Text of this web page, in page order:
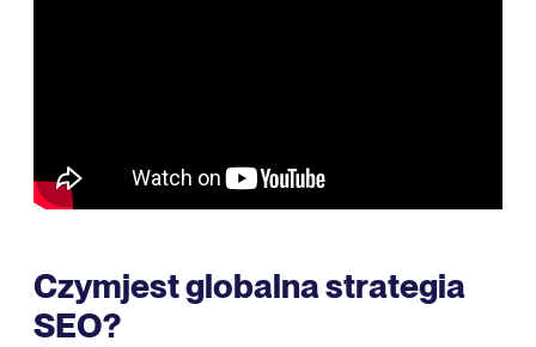
Czymjest globalna strategia
SEO?